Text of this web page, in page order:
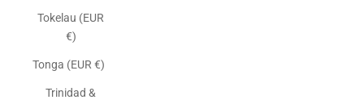
Tokelau (EUR
€)
Tonga (EUR €)
Trinidad &